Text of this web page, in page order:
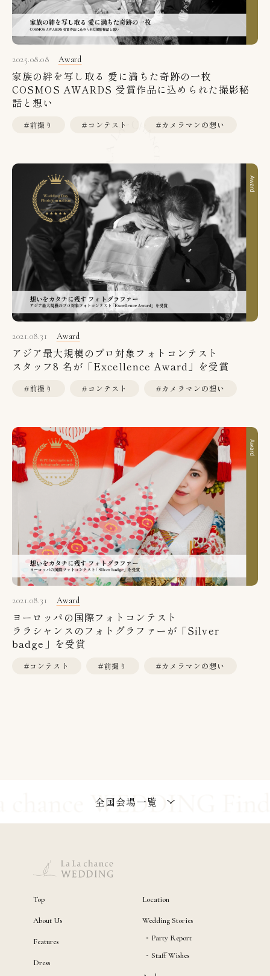
2025.08.08 Award
家族の絆を写し取る 愛に満ちた奇跡の一枚
COSMOS AWARDS 受賞作品に込められた撮影秘
話と想い
#前撮り #コンテスト #カメラマンの想い
2021.08.31 Award
アジア最大規模のプロ対象フォトコンテスト
スタッフ8 名が「Excellence Award」を受賞
#前撮り #コンテスト #カメラマンの想い
2021.08.31 Award
ヨーロッパの国際フォトコンテスト
ララシャンスのフォトグラファーが「Silver
badge」を受賞
#コンテスト #前撮り #カメラマンの想い
全国会場一覧
Top
About Us
Features
Dress
Location
Wedding Stories
Party Report
Staff Wishes